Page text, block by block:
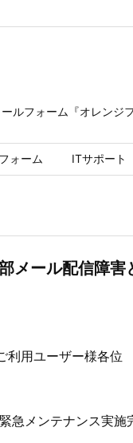
ルフォーム『オレン
ォーム ITサポート
ール配信障害
利用ユーザー様各位
ンテナンス実施完